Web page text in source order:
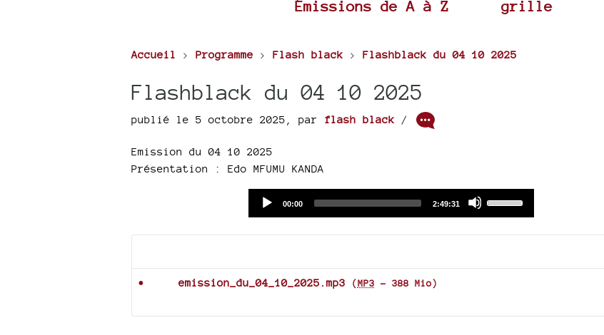
Émissions de A à Z grille
Accueil > Programme > Flash black > Flashblack du 04 10 2025
Flashblack du 04 10 2025
publié le 5 octobre 2025 par flash black /
Emission du 04 10 2025
Présentation : Edo MFUMU KANDA
Current
00:00
Total
2:49:31
decrease
emission_du_04_10_2025.mp3 (MP3 - 388 Mio)